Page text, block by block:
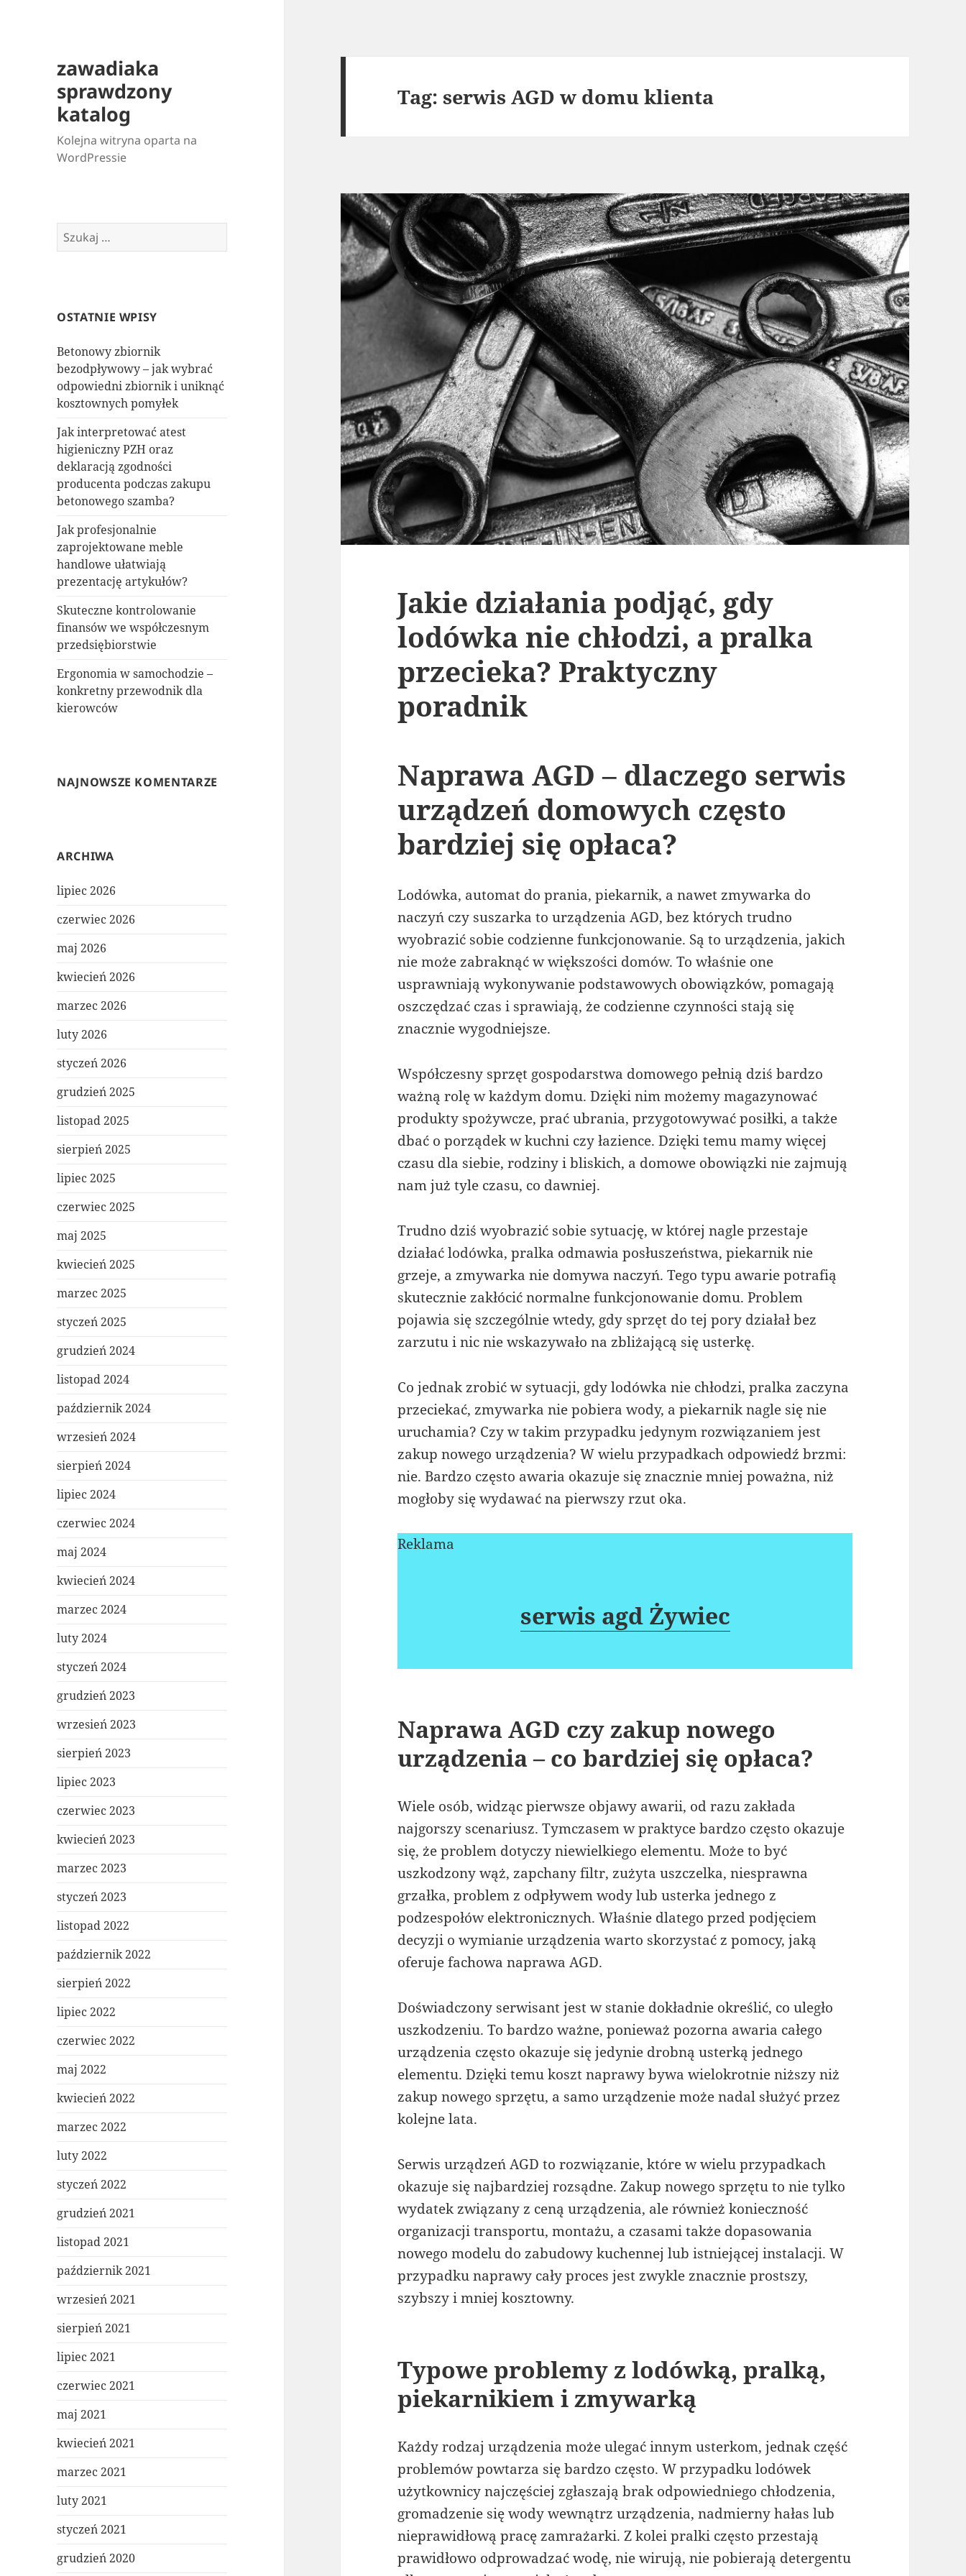
zawadiaka
sprawdzony
katalog
Kolejna witryna oparta na
WordPressie
Szukaj:
OSTATNIE WPISY
Betonowy zbiornik
bezodpływowy – jak wybrać
odpowiedni zbiornik i uniknąć
kosztownych pomyłek
Jak interpretować atest
higieniczny PZH oraz
deklaracją zgodności
producenta podczas zakupu
betonowego szamba?
Jak profesjonalnie
zaprojektowane meble
handlowe ułatwiają
prezentację artykułów?
Skuteczne kontrolowanie
finansów we współczesnym
przedsiębiorstwie
Ergonomia w samochodzie –
konkretny przewodnik dla
kierowców
NAJNOWSZE KOMENTARZE
ARCHIWA
lipiec 2026
czerwiec 2026
maj 2026
kwiecień 2026
marzec 2026
luty 2026
styczeń 2026
grudzień 2025
listopad 2025
sierpień 2025
lipiec 2025
czerwiec 2025
maj 2025
kwiecień 2025
marzec 2025
styczeń 2025
grudzień 2024
listopad 2024
październik 2024
wrzesień 2024
sierpień 2024
lipiec 2024
czerwiec 2024
maj 2024
kwiecień 2024
marzec 2024
luty 2024
styczeń 2024
grudzień 2023
wrzesień 2023
sierpień 2023
lipiec 2023
czerwiec 2023
kwiecień 2023
marzec 2023
styczeń 2023
listopad 2022
październik 2022
sierpień 2022
lipiec 2022
czerwiec 2022
maj 2022
kwiecień 2022
marzec 2022
luty 2022
styczeń 2022
grudzień 2021
listopad 2021
październik 2021
wrzesień 2021
sierpień 2021
lipiec 2021
czerwiec 2021
maj 2021
kwiecień 2021
marzec 2021
luty 2021
styczeń 2021
grudzień 2020
Tag:serwis AGD w domu klienta
Jakie działania podjąć, gdy
lodówka nie chłodzi, a pralka
przecieka? Praktyczny
poradnik
Naprawa AGD – dlaczego serwis
urządzeń domowych często
bardziej się opłaca?
Lodówka, automat do prania, piekarnik, a nawet zmywarka do
naczyń czy suszarka to urządzenia AGD, bez których trudno
wyobrazić sobie codzienne funkcjonowanie. Są to urządzenia, jakich
nie może zabraknąć w większości domów. To właśnie one
usprawniają wykonywanie podstawowych obowiązków, pomagają
oszczędzać czas i sprawiają, że codzienne czynności stają się
znacznie wygodniejsze.
Współczesny sprzęt gospodarstwa domowego pełnią dziś bardzo
ważną rolę w każdym domu. Dzięki nim możemy magazynować
produkty spożywcze, prać ubrania, przygotowywać posiłki, a także
dbać o porządek w kuchni czy łazience. Dzięki temu mamy więcej
czasu dla siebie, rodziny i bliskich, a domowe obowiązki nie zajmują
nam już tyle czasu, co dawniej.
Trudno dziś wyobrazić sobie sytuację, w której nagle przestaje
działać lodówka, pralka odmawia posłuszeństwa, piekarnik nie
grzeje, a zmywarka nie domywa naczyń. Tego typu awarie potrafią
skutecznie zakłócić normalne funkcjonowanie domu. Problem
pojawia się szczególnie wtedy, gdy sprzęt do tej pory działał bez
zarzutu i nic nie wskazywało na zbliżającą się usterkę.
Co jednak zrobić w sytuacji, gdy lodówka nie chłodzi, pralka zaczyna
przeciekać, zmywarka nie pobiera wody, a piekarnik nagle się nie
uruchamia? Czy w takim przypadku jedynym rozwiązaniem jest
zakup nowego urządzenia? W wielu przypadkach odpowiedź brzmi:
nie. Bardzo często awaria okazuje się znacznie mniej poważna, niż
mogłoby się wydawać na pierwszy rzut oka.
Reklama
serwis agd Żywiec
Naprawa AGD czy zakup nowego
urządzenia – co bardziej się opłaca?
Wiele osób, widząc pierwsze objawy awarii, od razu zakłada
najgorszy scenariusz. Tymczasem w praktyce bardzo często okazuje
się, że problem dotyczy niewielkiego elementu. Może to być
uszkodzony wąż, zapchany filtr, zużyta uszczelka, niesprawna
grzałka, problem z odpływem wody lub usterka jednego z
podzespołów elektronicznych. Właśnie dlatego przed podjęciem
decyzji o wymianie urządzenia warto skorzystać z pomocy, jaką
oferuje fachowa naprawa AGD.
Doświadczony serwisant jest w stanie dokładnie określić, co uległo
uszkodzeniu. To bardzo ważne, ponieważ pozorna awaria całego
urządzenia często okazuje się jedynie drobną usterką jednego
elementu. Dzięki temu koszt naprawy bywa wielokrotnie niższy niż
zakup nowego sprzętu, a samo urządzenie może nadal służyć przez
kolejne lata.
Serwis urządzeń AGD to rozwiązanie, które w wielu przypadkach
okazuje się najbardziej rozsądne. Zakup nowego sprzętu to nie tylko
wydatek związany z ceną urządzenia, ale również konieczność
organizacji transportu, montażu, a czasami także dopasowania
nowego modelu do zabudowy kuchennej lub istniejącej instalacji. W
przypadku naprawy cały proces jest zwykle znacznie prostszy,
szybszy i mniej kosztowny.
Typowe problemy z lodówką, pralką,
piekarnikiem i zmywarką
Każdy rodzaj urządzenia może ulegać innym usterkom, jednak część
problemów powtarza się bardzo często. W przypadku lodówek
użytkownicy najczęściej zgłaszają brak odpowiedniego chłodzenia,
gromadzenie się wody wewnątrz urządzenia, nadmierny hałas lub
nieprawidłową pracę zamrażarki. Z kolei pralki często przestają
prawidłowo odprowadzać wodę, nie wirują, nie pobierają detergentu